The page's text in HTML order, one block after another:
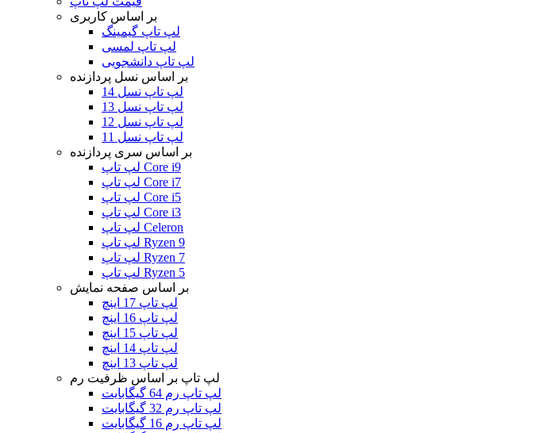
بر اساس کاربری
لپ تاپ گیمینگ
لپ تاپ لمسی
لپ تاپ دانشجویی
بر اساس نسل پردازنده
لپ تاپ نسل 14
لپ تاپ نسل 13
لپ تاپ نسل 12
لپ تاپ نسل 11
بر اساس سری پردازنده
لپ تاپ Core i9
لپ تاپ Core i7
لپ تاپ Core i5
لپ تاپ Core i3
لپ تاپ Celeron
لپ تاپ Ryzen 9
لپ تاپ Ryzen 7
لپ تاپ Ryzen 5
بر اساس صفحه نمایش
لپ تاپ 17 اینچ
لپ تاپ 16 اینچ
لپ تاپ 15 اینچ
لپ تاپ 14 اینچ
لپ تاپ 13 اینچ
لپ تاپ بر اساس ظرفیت رم
لپ تاپ رم 64 گیگابایت
لپ تاپ رم 32 گیگابایت
لپ تاپ رم 16 گیگابایت